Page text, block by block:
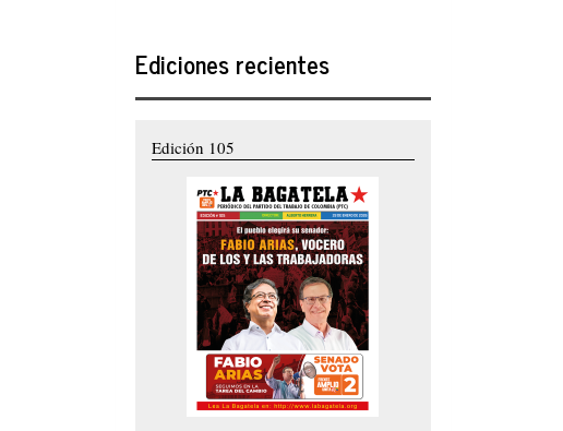
Ediciones recientes
Edición 105